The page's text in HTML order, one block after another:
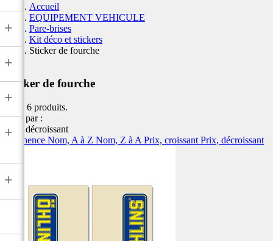
+
+
+
+
+
Accueil
EQUIPEMENT VEHICULE
Pare-brises
Kit déco et stickers
Sticker de fourche
Sticker de fourche
Il y a 6 produits.
Trier par :
Prix, décroissant
Pertinence Nom, A à Z Nom, Z à A Prix, croissant Prix, décroissant